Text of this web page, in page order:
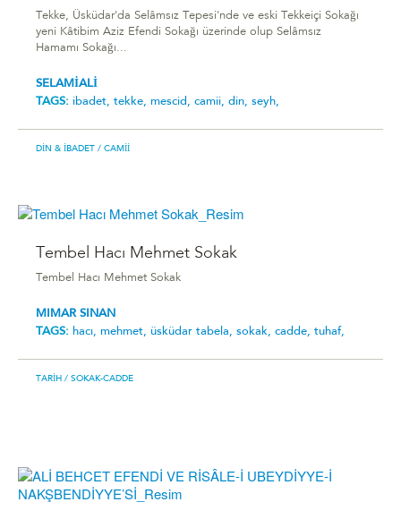
Tekke, Üsküdar'da Selâmsız Tepesi'nde ve eski Tekkeiçi Sokağı
yeni Kâtibim Aziz Efendi Sokağı üzerinde olup Selâmsız
Hamamı Sokağı...
SELAMİALİ
TAGS: ibadet, tekke, mescid, camii, din, seyh,
DIN & İBADET / CAMII
Tembel Hacı Mehmet Sokak
Tembel Hacı Mehmet Sokak
MIMAR SINAN
TAGS: hacı, mehmet, üsküdar tabela, sokak, cadde, tuhaf,
TARIH / SOKAK-CADDE